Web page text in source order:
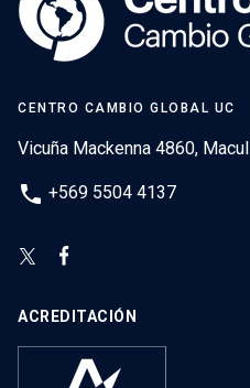
CENTRO CAMBIO GLOBAL UC
Vicuña Mackenna 4860, Macul
phone +569 5504 4137
ACREDITACIÓN